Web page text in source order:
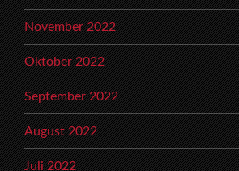
November 2022
Oktober 2022
September 2022
August 2022
Juli 2022